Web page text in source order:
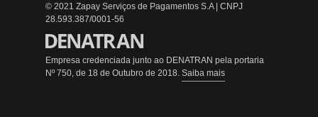
Empresa credenciada junto ao DENATRAN pela portaria
Nº 750, de 18 de Outubro de 2018. Saiba mais
© 2021 Zapay Serviços de Pagamentos S.A | CNPJ
28.593.387/0001-56